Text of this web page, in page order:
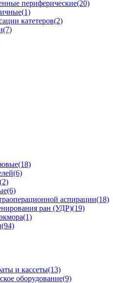
периферические(20)
(1)
катетеров(2)
(7)
(18)
(6)
(2)
(6)
аспирации(18)
ран (УДР)(19)
(1)
(94)
и кассеты(13)
оборудование(9)